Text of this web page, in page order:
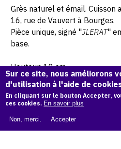
Grès naturel et émail. Cuisson
16, rue de Vauvert à Bourges.
Pièce unique, signé "JLERAT"
base.
Hauteur: 18 cm
© Atelier Jean et Jacqueline Lerat
CITER CETTE
Jacqueline Lerat,Femme
Sur ce site, nous améliorons
d'utilisation à l'aide de
En cliquant sur le bouton Accepter,
ces cookies. En savoir plus
Non, merci. Accepter